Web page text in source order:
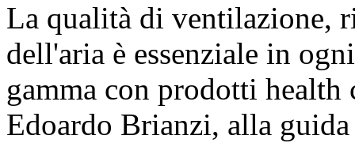
La qualità di ventilazione,
dell'aria è essenziale in
gamma con prodotti health
Edoardo Brianzi, alla